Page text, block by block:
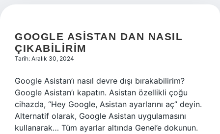
GOOGLE ASISTAN DAN NASIL
ÇIKABILIRIM
Tarih: Aralık 30, 2024
Google Asistan’ı nasıl devre dışı bırakabilirim?
Google Asistan’ı kapatın. Asistan özellikli çoğu
cihazda, “Hey Google, Asistan ayarlarını aç” deyin.
Alternatif olarak, Google Asistan uygulamasını
kullanarak… Tüm ayarlar altında Genel’e dokunun.